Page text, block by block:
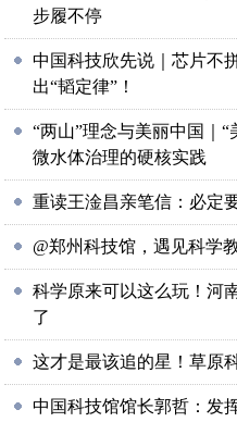
步履不停
中国科技欣先说｜芯片不
出“韬定律”！
“两山”理念与美丽中国｜
微水体治理的硬核实践
重读王淦昌亲笔信：必定
@郑州科技馆，遇见科学
科学原来可以这么玩！河
了
这才是最该追的星！草原
中国科技馆馆长郭哲：发